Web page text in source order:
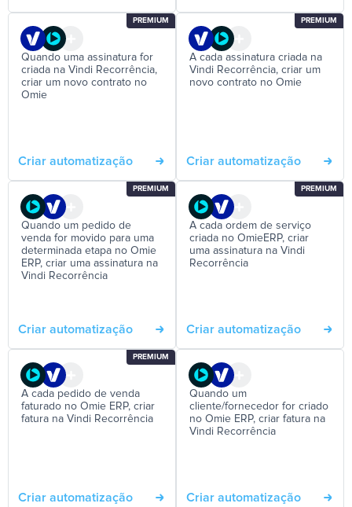
PREMIUM
Quando uma assinatura for
criada na Vindi Recorrência,
criar um novo contrato no
Omie
Criar automatização
PREMIUM
A cada assinatura criada na
Vindi Recorrência, criar um
novo contrato no Omie
Criar automatização
PREMIUM
Quando um pedido de
venda for movido para uma
determinada etapa no Omie
ERP, criar uma assinatura na
Vindi Recorrência
Criar automatização
PREMIUM
A cada ordem de serviço
criada no OmieERP, criar
uma assinatura na Vindi
Recorrência
Criar automatização
PREMIUM
A cada pedido de venda
faturado no Omie ERP, criar
fatura na Vindi Recorrência
Criar automatização
Quando um
cliente/fornecedor for criado
no Omie ERP, criar fatura na
Vindi Recorrência
Criar automatização